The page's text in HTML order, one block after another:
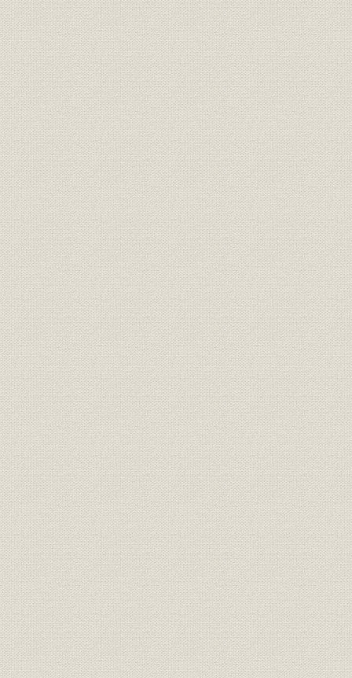
表1-3 第2工場(春日井工場)の建設工事概要
図1-1 第2工場(春日井工場)建設業務組織図(1951年3月31日当時)
表1-4 北海道社有林30か年経営計画の大綱
表1-5 内地社有林30か年造成計画
表1-6 新労組結成当時の各労組の組織状況
第2章 近代化を推進 1961年-1973年
第1節 企業体質を強化
1. 高度経済成長下の紙パルプ産業
2. 経営体質の強化を目指して
3. 経営近代化を推進
第2節 生産規模の拡大(春日井工場)
1. クラフト紙工場の充実
2. 塗工紙設備の拡充
3. ティシュ事業に参入
4. 6号マシンの稼働とコンピュータ制御
第3節 量的拡大への対応(苫小牧工場)
1. 新1号マシンの稼働
2. 新2号マシンの稼働と第4期近代化調査の実施
3. 世界一の新聞用紙専抄工場へ
第4節 原料対策の新たな展開
1. チップ利用の増大と海外チップの輸入開始